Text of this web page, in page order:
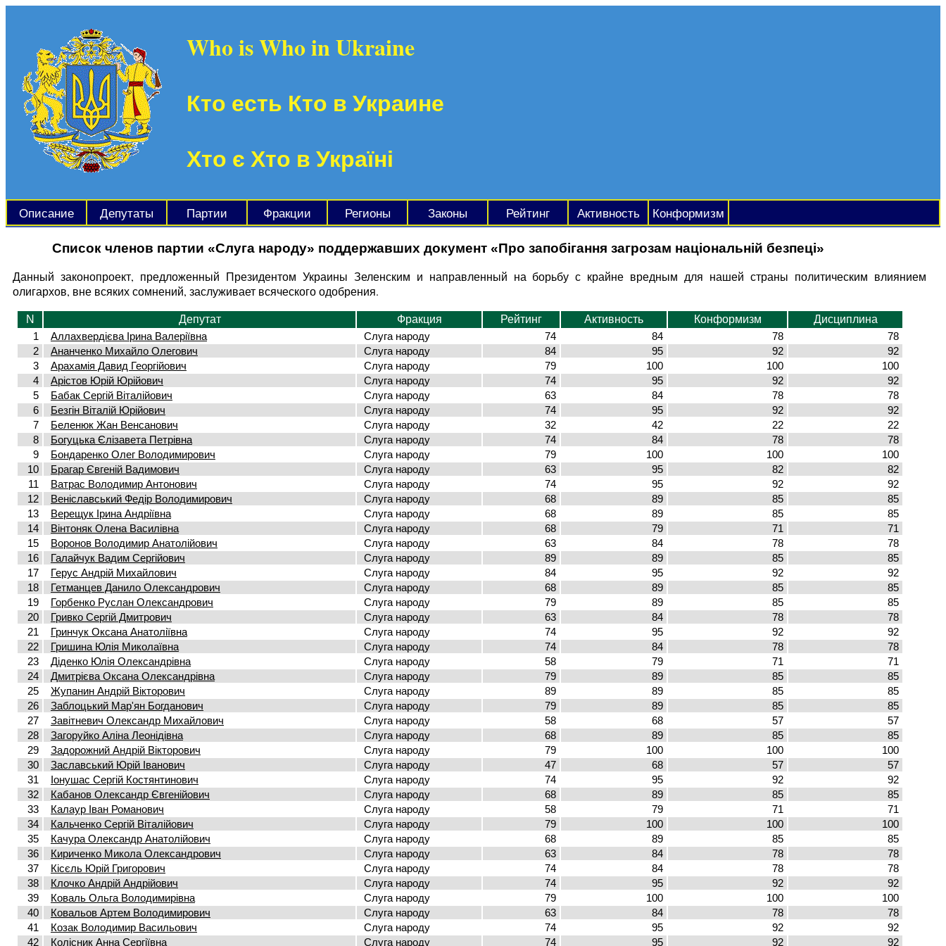
Who is Who in Ukraine
Кто есть Кто в Украине
Хто є Хто в Україні
Описание Депутаты Партии Фракции Регионы Законы Рейтинг Активность Конформизм
Список членов партии «Слуга народу» поддержавших документ «Про запобігання загрозам національній безпеці»
Данный законопроект, предложенный Президентом Украины Зеленским и направленный на борьбу с крайне вредным для нашей страны политическим влиянием
олигархов, вне всяких сомнений, заслуживает всяческого одобрения.
N Депутат Фракция Рейтинг Активность Конформизм
Дисциплина
1
Аллахвердієва Ірина Валеріївна Слуга народу 74 84 78
78
2
Ананченко Михайло Олегович Слуга народу 84 95 92
92
3
Арахамія Давид Георгійович Слуга народу 79 100 100
100
4
Арістов Юрій Юрійович Слуга народу 74 95 92
92
5
Бабак Сергій Віталійович Слуга народу 63 84 78
78
6
Безгін Віталій Юрійович Слуга народу 74 95 92
92
7
Беленюк Жан Венсанович Слуга народу 32 42 22
22
8
Богуцька Єлізавета Петрівна Слуга народу 74 84 78
78
9
Бондаренко Олег Володимирович Слуга народу 79 100 100
100
10
Брагар Євгеній Вадимович Слуга народу 63 95 82
82
11
Ватрас Володимир Антонович Слуга народу 74 95 92
92
12
Веніславський Федір Володимирович Слуга народу 68 89 85
85
13
Верещук Ірина Андріївна Слуга народу 68 89 85
85
14
Вінтоняк Олена Василівна Слуга народу 68 79 71
71
15
Воронов Володимир Анатолійович Слуга народу 63 84 78
78
16
Галайчук Вадим Сергійович Слуга народу 89 89 85
85
17
Герус Андрій Михайлович Слуга народу 84 95 92
92
18
Гетманцев Данило Олександрович Слуга народу 68 89 85
85
19
Горбенко Руслан Олександрович Слуга народу 79 89 85
85
20
Гривко Сергій Дмитрович Слуга народу 63 84 78
78
21
Гринчук Оксана Анатоліївна Слуга народу 74 95 92
92
22
Гришина Юлія Миколаївна Слуга народу 74 84 78
78
23
Діденко Юлія Олександрівна Слуга народу 58 79 71
71
24
Дмитрієва Оксана Олександрівна Слуга народу 79 89 85
85
25
Жупанин Андрій Вікторович Слуга народу 89 89 85
85
26
Заблоцький Мар'ян Богданович Слуга народу 79 89 85
85
27
Завітневич Олександр Михайлович Слуга народу 58 68 57
57
28
Загоруйко Аліна Леонідівна Слуга народу 68 89 85
85
29
Задорожний Андрій Вікторович Слуга народу 79 100 100
100
30
Заславський Юрій Іванович Слуга народу 47 68 57
57
31
Іонушас Сергій Костянтинович Слуга народу 74 95 92
92
32
Кабанов Олександр Євгенійович Слуга народу 68 89 85
85
33
Калаур Іван Романович Слуга народу 58 79 71
71
34
Кальченко Сергій Віталійович Слуга народу 79 100 100
100
35
Качура Олександр Анатолійович Слуга народу 68 89 85
85
36
Кириченко Микола Олександрович Слуга народу 63 84 78
78
37
Кісєль Юрій Григорович Слуга народу 74 84 78
78
38
Клочко Андрій Андрійович Слуга народу 74 95 92
92
39
Коваль Ольга Володимирівна Слуга народу 79 100 100
100
40
Ковальов Артем Володимирович Слуга народу 63 84 78
78
41
Козак Володимир Васильович Слуга народу 74 95 92
92
42
Колісник Анна Сергіївна Слуга народу 74 95 92 92